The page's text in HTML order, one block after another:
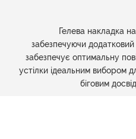
Гелева накладка
забезпечуючи
забезпечує оптимальну
устілки ідеальним вибором
біговим